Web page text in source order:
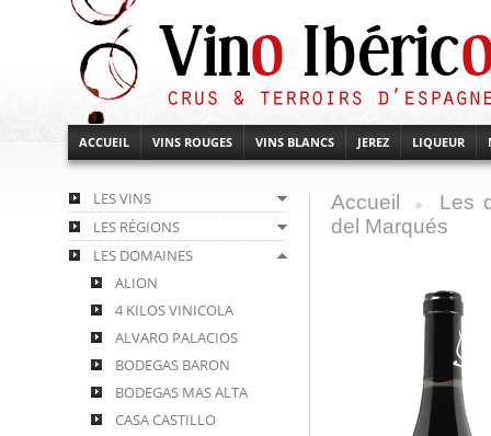
ACCUEIL VINS ROUGES VINS BLANCS JEREZ LIQUEUR
LES VINS
LES RÉGIONS
LES DOMAINES
ALION
4 KILOS VINICOLA
ALVARO PALACIOS
BODEGAS BARON
BODEGAS MAS ALTA
CASA CASTILLO
Accueil
Les
del Marqués